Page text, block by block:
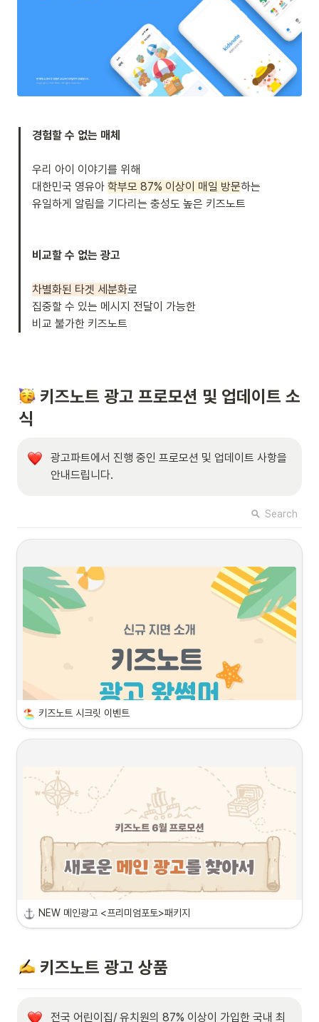
경험할 수 없는 매체
우리 아이 이야기를 위해
대한민국 영유아 학부모 87% 이상이 매일 방문하는
유일하게 알림을 기다리는 충성도 높은 키즈노트
차별화된 타겟 세분화로
집중할 수 있는 메시지 전달이 가능한
비교 불가한 키즈노트
키즈노트 광고 프로모션 및 업데이트 소
식
광고파트에서 진행 중인 프로모션 및 업데이트 사항을
안내드립니다.
Search
키즈노트 시크릿 이벤트
NEW 메인광고 <프리미엄포토>패키지
키즈노트 광고 상품
전국 어린이집/ 유치원의 87% 이상이 가입한 국내 최